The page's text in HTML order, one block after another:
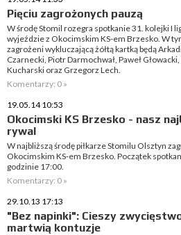
Pięciu zagrożonych pauzą
W środę Stomil rozegra spotkanie 31. kolejki I
wyjeździe z Okocimskim KS-em Brzesko. W
zagrożeni wykluczającą żółtą kartką będą
Czarnecki, Piotr Darmochwał, Paweł
Kucharski oraz Grzegorz Lech.
Komentarzy: 0 »
19.05.14 10:53
Okocimski KS Brzesko - nasz
rywal
W najbliższą środę piłkarze Stomilu Olsztyn
Okocimskim KS-em Brzesko. Początek
godzinie 17:00.
Komentarzy: 0 »
29.10.13 17:13
"Bez napinki": Cieszy
martwią kontuzje